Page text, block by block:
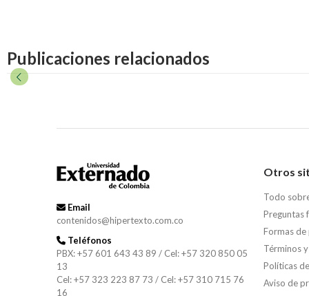
Publicaciones relacionados
Email
contenidos@hipertexto.com.co
Teléfonos
PBX: +57 601 643 43 89 / Cel: +57 320 850 05
13
Cel: +57 323 223 87 73 / Cel: +57 310 715 76
16
Otros
Todo
Preguntas
Formas de
Términos
Políticas
Aviso de